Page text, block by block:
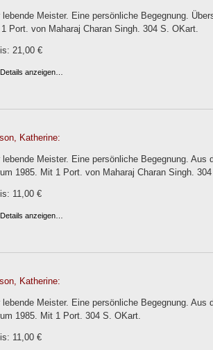
lebende Meister. Eine persönliche Begegnung.
1 Port. von Maharaj Charan Singh. 304 S. OKart.
21,00 €
Details anzeigen…
Katherine:
lebende Meister. Eine persönliche Begegnung.
1985. Mit 1 Port. von Maharaj Charan Singh.
11,00 €
Details anzeigen…
Katherine:
lebende Meister. Eine persönliche Begegnung.
1985. Mit 1 Port. 304 S. OKart.
11,00 €